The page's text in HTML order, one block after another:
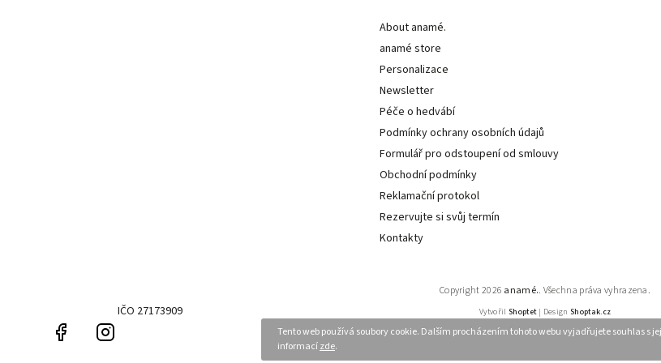
Tento web používá soubory cookie. Dalším procházením tohoto webu vyjadřujete souhlas s
informacízde.
About anamé.
anamé store
Personalizace
Newsletter
Péče o hedvábí
Podmínky ochrany osobních údajů
Formulář pro odstoupení od smlouvy
Obchodní podmínky
Reklamační protokol
Rezervujte si svůj termín
Kontakty
Copyright 2026 anamé.. Všechna práva vyhrazena.
Vytvořil Shoptet| Design Shoptak.cz
IČO 27173909
Facebook